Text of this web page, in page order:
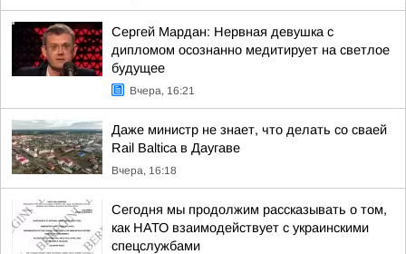
Сергей Мардан: Нервная девушка с
дипломом осознанно медитирует на светлое
будущее
Вчера, 16:21
Даже министр не знает, что делать со сваей
Rail Baltica в Даугаве
Вчера, 16:18
Сегодня мы продолжим рассказывать о том,
как НАТО взаимодействует с украинскими
спецслужбами